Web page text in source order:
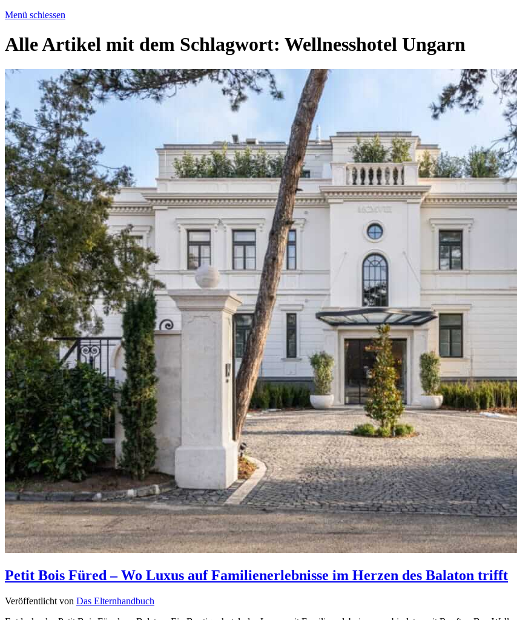
Menü schiessen
Alle Artikel mit dem Schlagwort: Wellnesshotel Ungarn
Petit Bois Füred – Wo Luxus auf Familienerlebnisse im Herzen des Balaton trifft
Veröffentlicht von Das Elternhandbuch